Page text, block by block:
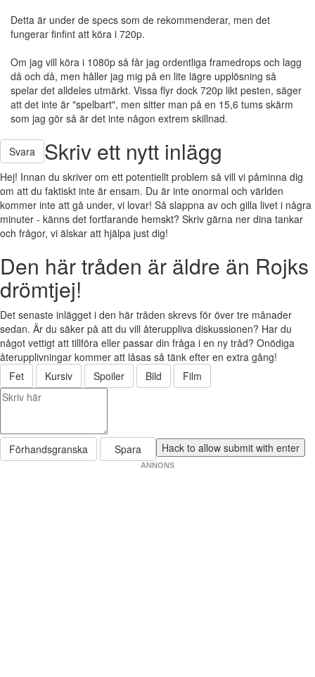
Detta är under de specs som de rekommenderar, men det
fungerar finfint att köra i 720p.
Om jag vill köra i 1080p så får jag ordentliga framedrops och lagg
då och då, men håller jag mig på en lite lägre upplösning så
spelar det alldeles utmärkt. Vissa flyr dock 720p likt pesten, säger
att det inte är "spelbart", men sitter man på en 15,6 tums skärm
som jag gör så är det inte någon extrem skillnad.
Svara Skriv ett nytt inlägg
Hej! Innan du skriver om ett potentiellt problem så vill vi påminna dig
om att du faktiskt inte är ensam. Du är inte onormal och världen
kommer inte att gå under, vi lovar! Så slappna av och gilla livet i några
minuter - känns det fortfarande hemskt? Skriv gärna ner dina tankar
och frågor, vi älskar att hjälpa just dig!
Den här tråden är äldre än Rojks
drömtjej!
Det senaste inlägget i den här tråden skrevs för över tre månader
sedan. Är du säker på att du vill återuppliva diskussionen? Har du
något vettigt att tillföra eller passar din fråga i en ny tråd? Onödiga
återupplivningar kommer att låsas så tänk efter en extra gång!
Fet
Kursiv Spoiler Bild Film
Förhandsgranska Spara
ANNONS